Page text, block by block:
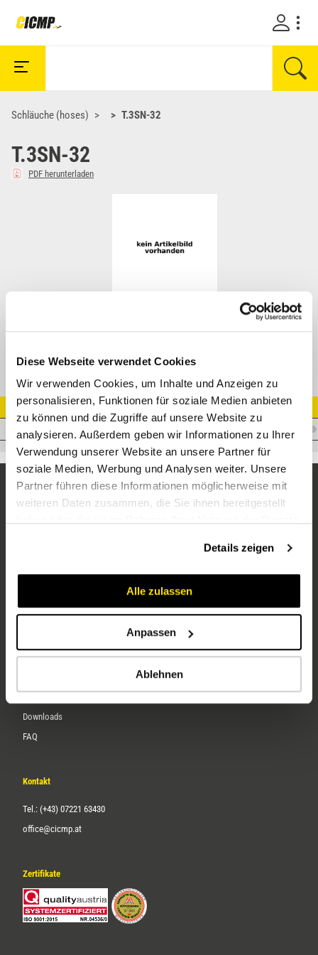
Diese Webseite verwendet Cookies
Wir verwenden Cookies, um Inhalte und Anzeigen zu
personalisieren, Funktionen für soziale Medien anbieten
zu können und die Zugriffe auf unsere Website zu
analysieren. Außerdem geben wir Informationen zu Ihrer
Verwendung unserer Website an unsere Partner für
soziale Medien, Werbung und Analysen weiter. Unsere
Partner führen diese Informationen möglicherweise mit
weiteren Daten zusammen, die Sie ihnen bereitgestellt
Details zeigen
Alle zulassen
Anpassen
Ablehnen
Schläuche (hoses) T.3SN-32
T.3SN-32
PDF herunterladen
Artikel Nr.
Service
Downloads
FAQ
Kontakt
Tel.: (+43) 07221 63430
office@cicmp.at
Zertifikate